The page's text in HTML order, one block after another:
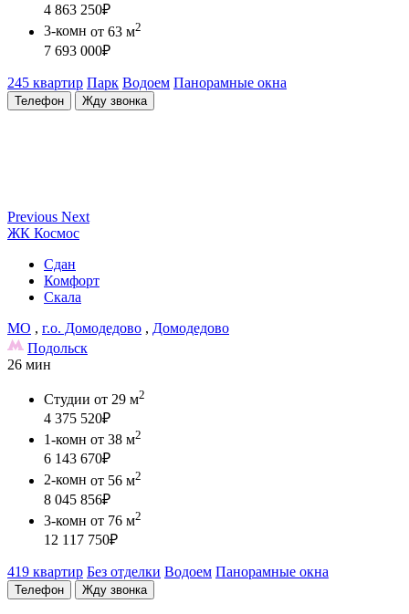
4 863 250₽
3-комн от 63 м2
7 693 000₽
245 квартир Парк Водоем Панорамные окна
Телефон Жду звонка
Previous Next
ЖК Космос
Сдан
Комфорт
Скала
МО , г.о. Домодедово , Домодедово
Подольск
26 мин
Студии от 29 м2
4 375 520₽
1-комн от 38 м2
6 143 670₽
2-комн от 56 м2
8 045 856₽
3-комн от 76 м2
12 117 750₽
419 квартир Без отделки Водоем Панорамные окна
Телефон Жду звонка